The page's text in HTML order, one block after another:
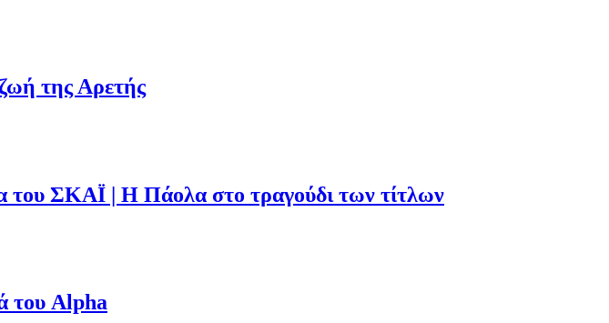
της Αρετής
του ΣΚΑΪ | Η Πάολα στο τραγούδι των τίτλων
του Alpha